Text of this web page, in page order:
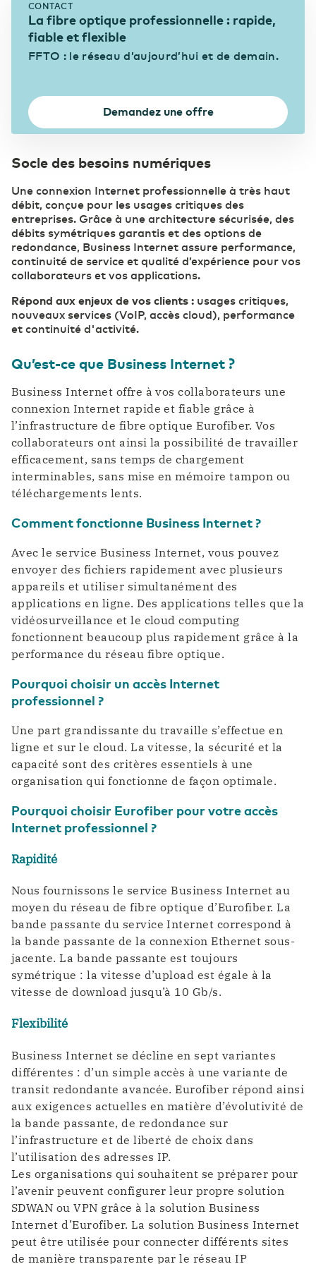
Finance
Santé
Services publics et Administration
Emplois
Belgium English
Deutschland Deutsch
Germany English
CONTACT
La fibre optique professionnelle : rapide,
fiable et flexible
FFTO : le réseau d’aujourd’hui et de demain.
Demandez une offre
Socle des besoins numériques
Une connexion Internet professionnelle à très haut
débit, conçue pour les usages critiques des
entreprises. Grâce à une architecture sécurisée, des
débits symétriques garantis et des options de
redondance, Business Internet assure performance,
continuité de service et qualité d’expérience pour vos
collaborateurs et vos applications.
Répond aux enjeux de vos clients : usages critiques,
nouveaux services (VoIP, accès cloud), performance
et continuité d'activité.
Qu’est-ce que Business Internet ?
Business Internet offre à vos collaborateurs une
connexion Internet rapide et fiable grâce à
l’infrastructure de fibre optique Eurofiber. Vos
collaborateurs ont ainsi la possibilité de travailler
efficacement, sans temps de chargement
interminables, sans mise en mémoire tampon ou
téléchargements lents.
Comment fonctionne Business Internet ?
Avec le service Business Internet, vous pouvez
envoyer des fichiers rapidement avec plusieurs
appareils et utiliser simultanément des
applications en ligne. Des applications telles que la
vidéosurveillance et le cloud computing
fonctionnent beaucoup plus rapidement grâce à la
performance du réseau fibre optique.
Pourquoi choisir un accès Internet
professionnel ?
Une part grandissante du travaille s’effectue en
ligne et sur le cloud. La vitesse, la sécurité et la
capacité sont des critères essentiels à une
organisation qui fonctionne de façon optimale.
Pourquoi choisir Eurofiber pour votre accès
Internet professionnel ?
Rapidité
Nous fournissons le service Business Internet au
moyen du réseau de fibre optique d’Eurofiber. La
bande passante du service Internet correspond à
la bande passante de la connexion Ethernet sous-
jacente. La bande passante est toujours
symétrique : la vitesse d’upload est égale à la
vitesse de download jusqu’à 10 Gb/s.
Flexibilité
Business Internet se décline en sept variantes
différentes : d’un simple accès à une variante de
transit redondante avancée. Eurofiber répond ainsi
aux exigences actuelles en matière d’évolutivité de
la bande passante, de redondance sur
l’infrastructure et de liberté de choix dans
l’utilisation des adresses IP.
Les organisations qui souhaitent se préparer pour
l’avenir peuvent configurer leur propre solution
SDWAN ou VPN grâce à la solution Business
Internet d’Eurofiber. La solution Business Internet
peut être utilisée pour connecter différents sites
de manière transparente par le réseau IP